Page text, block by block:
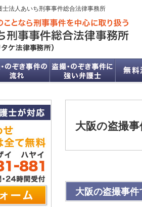
法人あいち刑事事件総合法律事務所
大阪の盗撮
大阪の盗撮事